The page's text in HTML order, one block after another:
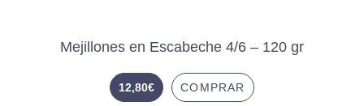
Mejillones en Escabeche 4/6 – 120 gr
12,80€ COMPRAR